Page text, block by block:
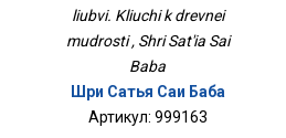
liubvi. Kliuchi k drevnei
mudrosti , Shri Sat'ia Sai
Baba
Шри Сатья Саи Баба
Артикул: 999163